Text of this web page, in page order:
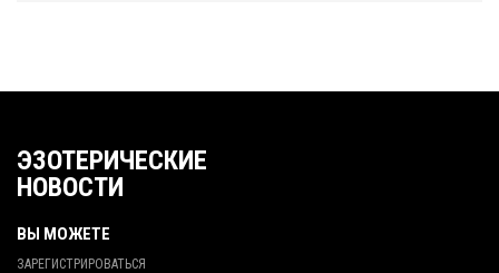
ЭЗОТЕРИЧЕСКИЕ
НОВОСТИ
ВЫ МОЖЕТЕ
ЗАРЕГИСТРИРОВАТЬСЯ